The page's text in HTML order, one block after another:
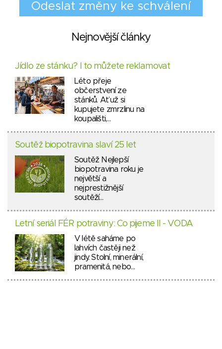
Nejnovější články
Jídlo ze stánku? I to můžete reklamovat
Léto přeje
občerstvení ze
stánků. Ať už si
kupujete zmrzlinu na
koupališti,…
Soutěž biopotravina slaví 25 let
Soutěž Nejlepší
biopotravina roku je
největší a
nejprestižnější
soutěží…
Letní seriál FÉR potraviny: Co pijeme II - VODA
V létě saháme po
lahvích častěji než
jindy. Stolní, minerální,
pramenitá, nebo…